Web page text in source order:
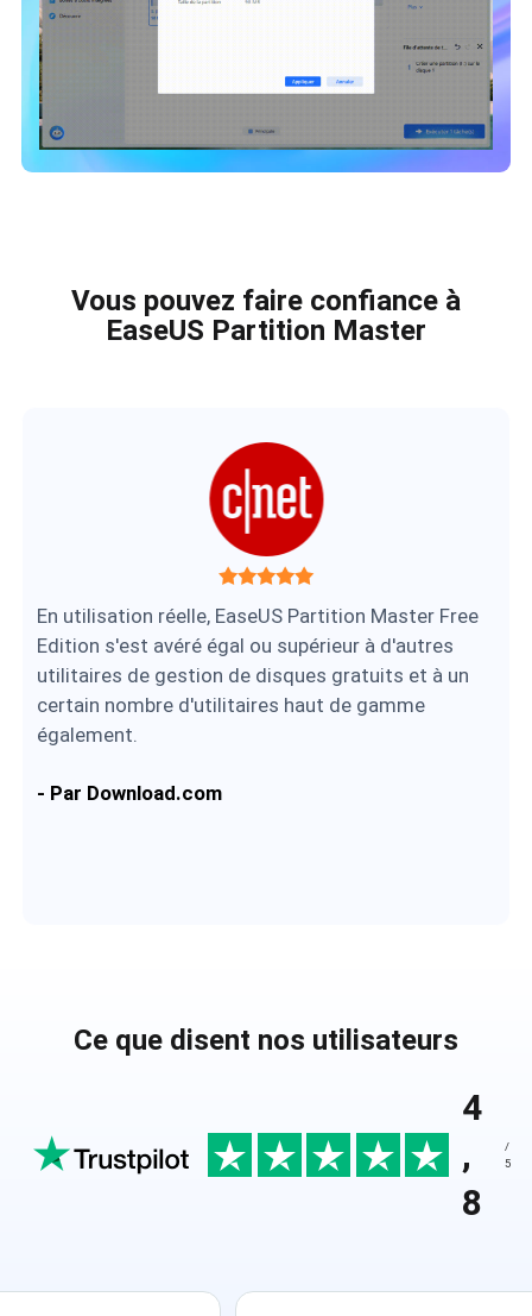
Vous pouvez faire confiance à
EaseUS Partition Master

En utilisation réelle, EaseUS Partition Master Free
Edition s'est avéré égal ou supérieur à d'autres
utilitaires de gestion de disques gratuits et à un
certain nombre d'utilitaires haut de gamme
également.
- Par Download.com
Ce que disent nos utilisateurs
4
,
8
/
5